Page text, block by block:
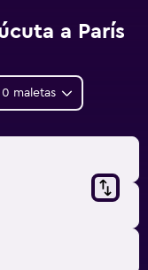
a París
maletas